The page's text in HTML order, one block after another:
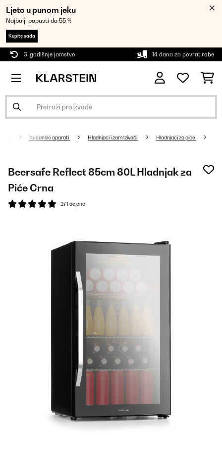
Ljeto u punom jeku
Najbolji popusti do 55 %
Kupite sada
3-godišnje jamstvo 14 dana za povrat robe
Kućanski aparati Hladnjaci i zamrzivači Hladnjaci za piće
Beersafe Reflect 85cm 80L Hladnjak za
Piće Crna
271 ocjene